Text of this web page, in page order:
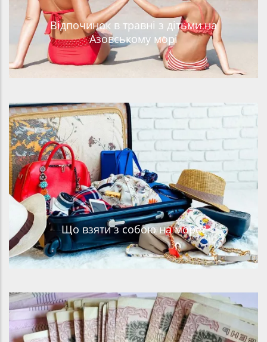
Відпочинок в травні з дітьми на
Азовському морі
Що взяти з собою на море?